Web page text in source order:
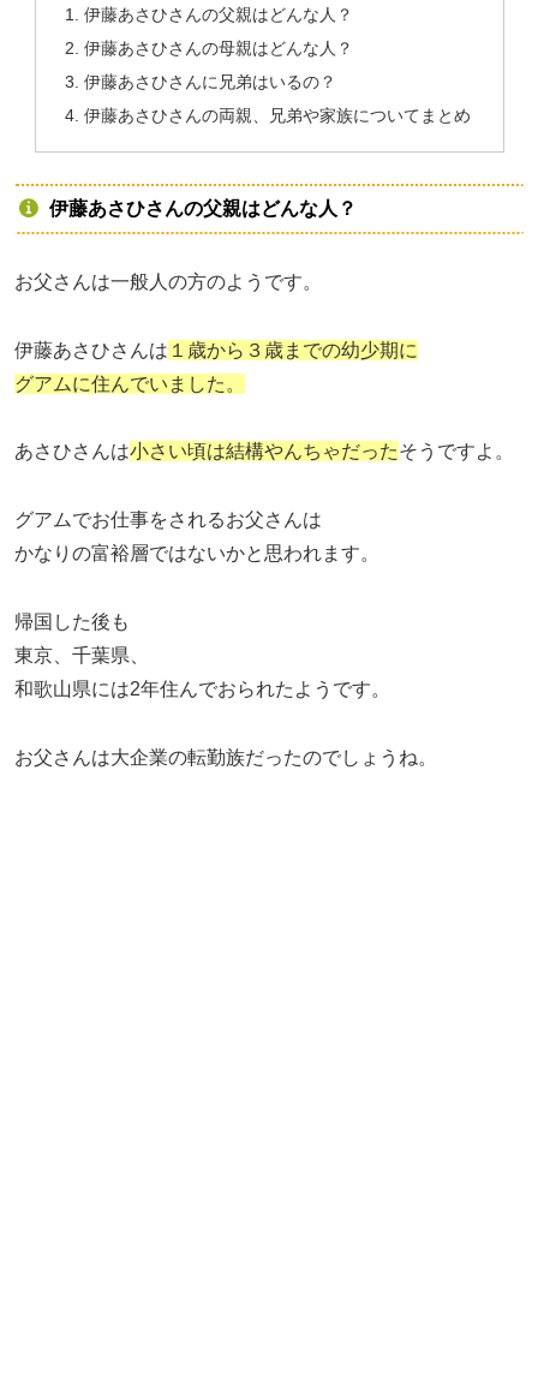
伊藤あさひさんの父親はどんな人？
伊藤あさひさんの母親はどんな人？
伊藤あさひさんに兄弟はいるの？
伊藤あさひさんの両親、兄弟や家族についてまとめ
伊藤あさひさんの父親はどんな人？
お父さんは一般人の方のようです。
伊藤あさひさんは １歳から３歳までの幼少期に
グアムに住んでいました。
あさひさんは小さい頃は結構やんちゃだったそうですよ。
グアムでお仕事をされるお父さんは
かなりの富裕層ではないかと思われます。
帰国した後も
東京、千葉県、
和歌山県には2年住んでおられたようです。
お父さんは大企業の転勤族だったのでしょうね。